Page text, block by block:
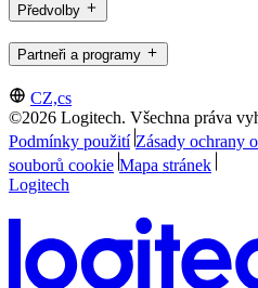
Předvolby
Partneři a programy
CZ,cs
©2026 Logitech. Všechna práva
Podmínky použití Zásady ochrany
souborů cookie Mapa stránek
Logitech